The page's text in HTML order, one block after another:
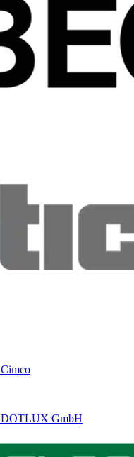
Cimco
DOTLUX GmbH